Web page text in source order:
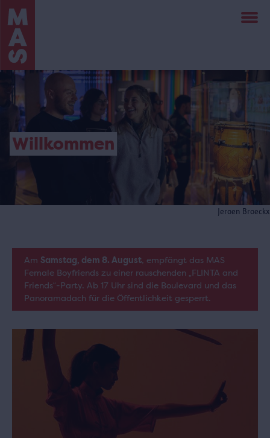
Direkt
zum
Inhalt
Jeroen Broeckx
Willkommen
Am Samstag, dem 8. August, empfängt das MAS
Female Boyfriends zu einer rauschenden „FLINTA and
Friends“-Party. Ab 17 Uhr sind die Boulevard und das
Panoramadach für die Öffentlichkeit gesperrt.